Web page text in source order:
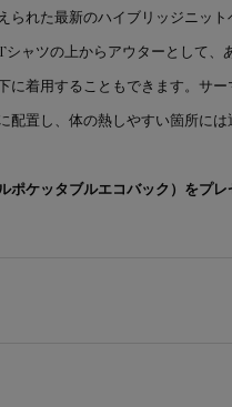
られた最新のハイブリッジニッ
ャツの上からアウターとして、
着用することもできます。サー
置し、体の熱しやすい箇所には
ポケッタブルエコバック）をプ